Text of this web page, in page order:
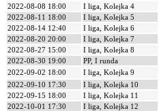
2022-08-08 18:00
I liga, Kolejka 4
2022-08-11 18:00
I liga, Kolejka 5
2022-08-14 12:40
I liga, Kolejka 6
2022-08-20 20:00
I liga, Kolejka 7
2022-08-27 15:00
I liga, Kolejka 8
2022-08-30 19:00
PP, I runda
2022-09-02 18:00
I liga, Kolejka 9
2022-09-10 17:30
I liga, Kolejka 10
2022-09-15 18:00
I liga, Kolejka 11
2022-10-01 17:30
I liga, Kolejka 12